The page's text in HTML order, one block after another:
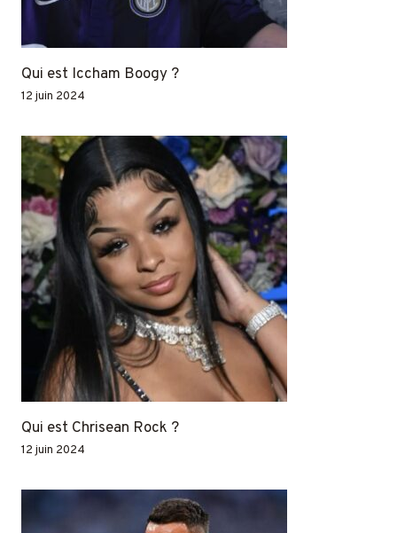
Qui est Iccham Boogy ?
12 juin 2024
Qui est Chrisean Rock ?
12 juin 2024